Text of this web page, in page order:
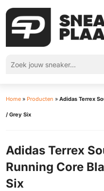
Home » Producten » Adidas Terrex
/ Grey Six
Adidas Terrex
Running Core
Six